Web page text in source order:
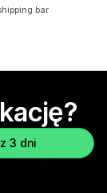
bar
3 dni